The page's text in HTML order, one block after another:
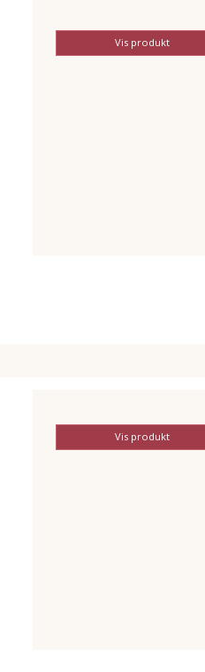
Vis produkt
Vis produkt